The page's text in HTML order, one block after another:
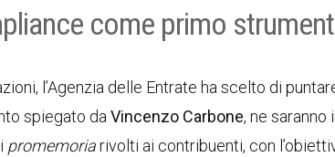
come primo
l’Agenzia delle Entrate ha scelto di
spiegato daVincenzo Carbone, ne saranno
promemoriarivolti ai contribuenti, con